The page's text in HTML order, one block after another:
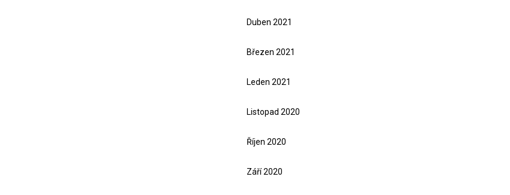
Duben 2021
Březen 2021
Leden 2021
Listopad 2020
Říjen 2020
Září 2020